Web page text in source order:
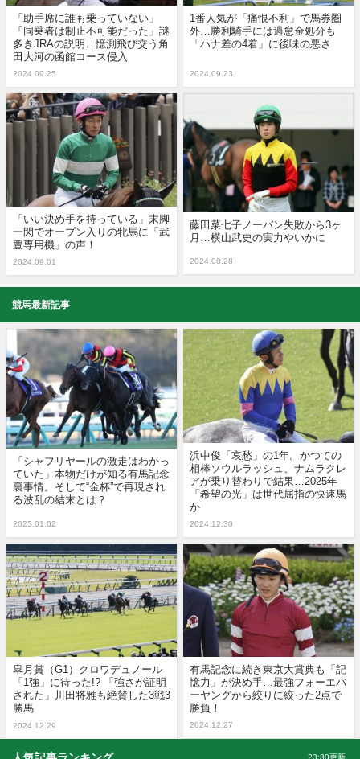
「助手席に誰も乗っていない」
「同乗者は制止不可能だった」謎
多きJRAの説明…憶測飛び交う角
田大河の函館コース侵入
2024.09.25
1番人気が「痛恨不利」で馬券圏
外…勝利騎手には過怠金処分も
「ハナ差の4着」に後味の悪さ
2024.09.23
「いい決め手を持っている」末脚
一閃でオープン入りの牝馬に「武
豊専用機」の声！
2024.09.01
藤田菜七子ノーバン失敗から3ヶ
月…横山武史の実力やいかに
2024.08.28
競馬最新記事
「シャフリヤールの激走はわかっ
ていた」本物だけが知る有馬記念
裏事情。そして“金杯”で再現され
る波乱の結末とは？
2025.01.02
浜中俊「哀愁」の1年。かつての
相棒ソウルラッシュ、ナムラクレ
アが乗り替わりで結果…2025年
「希望の光」は世代屈指の快速馬
か
2024.12.30
皐月賞（G1）クロワデュノール
「1強」に待った!? 「強さが証明
された」川田将雅も絶賛した3戦3
勝馬
2024.12.29
有馬記念に続き東京大賞典も「記
憶力」が決め手…最強フォーエバ
ーヤングから絞りに絞った2点で
勝負！
2024.12.27
23:30更新